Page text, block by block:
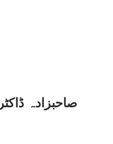
صاحبزادہ